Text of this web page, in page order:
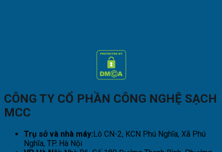
CÔNG TY CỔ PHẦN CÔNG NGHỆ SẠCH
MCC
Trụ sở và nhà máy:Lô CN-2, KCN Phú Nghĩa, Xã Phú
Nghĩa, TP. Hà Nội